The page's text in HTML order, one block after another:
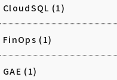
CloudSQL (1)
FinOps (1)
GAE (1)